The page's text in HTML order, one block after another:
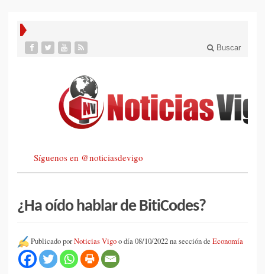
Buscar
Síguenos en @noticiasdevigo
¿Ha oído hablar de BitiCodes?
Publicado porNoticias Vigoo día 08/10/2022 na sección de Economía